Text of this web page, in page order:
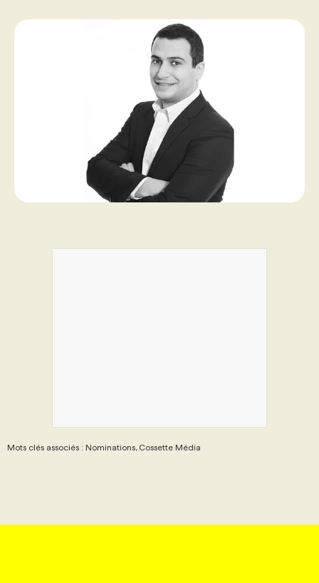
Mots clés associés : Nominations, Cossette Média